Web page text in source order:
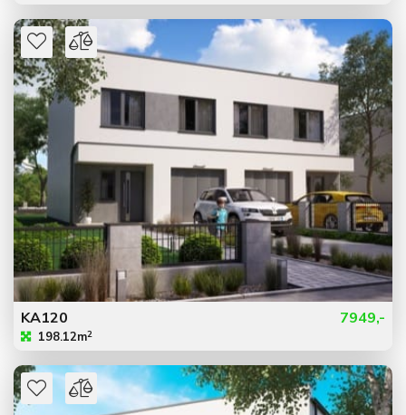
KA120
198.12m2
7949,-